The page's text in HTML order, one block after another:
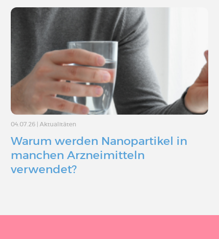
04.07.26 Aktualitäten
Warum werden Nanopartikel in
manchen Arzneimitteln
verwendet?